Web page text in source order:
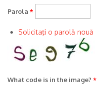
Parola *
Solicitaţi o parolă nouă
What code is in the image? *